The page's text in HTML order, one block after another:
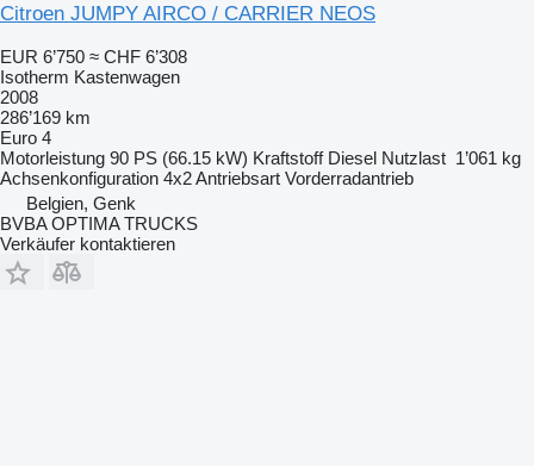
Citroen JUMPY AIRCO / CARRIER NEOS
EUR 6’750 ≈ CHF 6’308
Isotherm Kastenwagen
2008
286’169 km
Euro 4
Motorleistung 90 PS (66.15 kW) Kraftstoff Diesel Nutzlast 1’061 kg
Achsenkonfiguration 4x2Antriebsart Vorderradantrieb
Belgien, Genk
BVBA OPTIMA TRUCKS
Verkäufer kontaktieren